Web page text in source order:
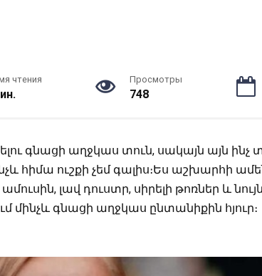
чтения Просмотры
748
գնացի աղջկաս տուն, սակայն այն ինչ
հիմա ուշքի չեմ գալիս։Ես աշխարհի
լավ դուստր, սիրելի թոռներ և
մինչև գնացի աղջկաս ընտանիքին հյուր։